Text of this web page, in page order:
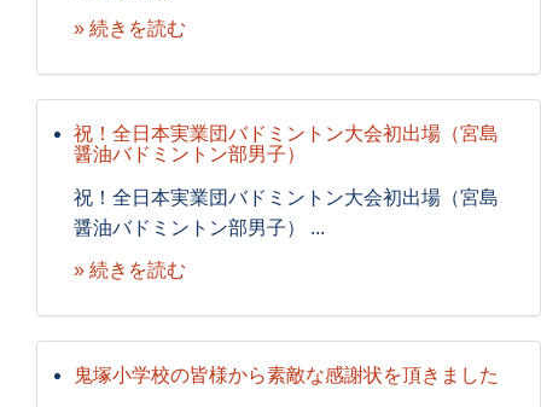
» 続きを読む
祝！全日本実業団バドミントン大会初出場（宮島
醤油バドミントン部男子）
祝！全日本実業団バドミントン大会初出場（宮島
醤油バドミントン部男子） ...
» 続きを読む
鬼塚小学校の皆様から素敵な感謝状を頂きました